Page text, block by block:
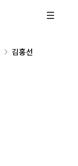
김홍선